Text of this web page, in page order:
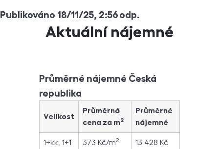
Publikováno 18/11/25, 2:56 odp.
Aktuální nájemné
Průměrné nájemné Česká
republika
Velikost
Průměrná
cena za m2
Průměrné
nájemné
1+kk, 1+1 373 Kč/m2 13 428 Kč